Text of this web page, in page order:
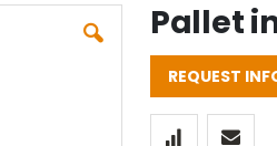
Pallet
REQUEST